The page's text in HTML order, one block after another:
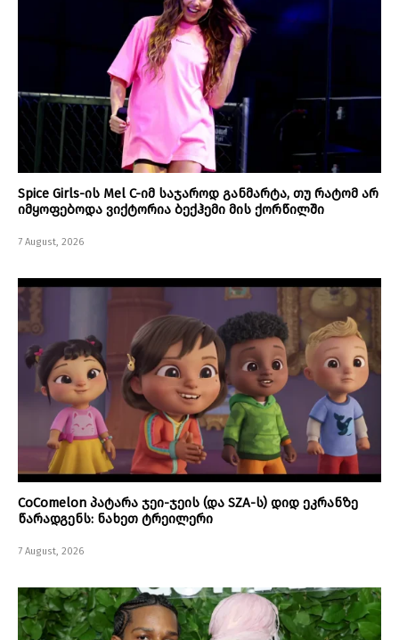
Spice Girls-ის Mel C-იმ საჯაროდ განმარტა, თუ რატომ არ
იმყოფებოდა ვიქტორია ბექჰემი მის ქორწილში
7 August, 2026
CoComelon პატარა ჯეი-ჯეის (და SZA-ს) დიდ ეკრანზე
წარადგენს: ნახეთ ტრეილერი
7 August, 2026